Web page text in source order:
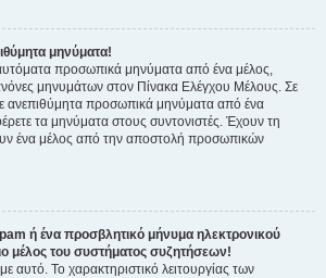
μηνύματα!
προσωπικά μηνύματα από ένα μέλος,
μηνυμάτων στον Πίνακα Ελέγχου Μέλους. Σε
ανεπιθύμητα προσωπικά μηνύματα από ένα
τα μηνύματα στους συντονιστές. Έχουν τη
ένα μέλος από την αποστολή προσωπικών
ή ένα προσβλητικό μήνυμα ηλεκτρονικού
μέλος του συστήματος συζητήσεων!
αυτό. Το χαρακτηριστικό λειτουργίας των